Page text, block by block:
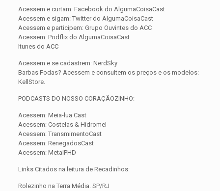
Acessem e curtam: Facebook do AlgumaCoisaCast
Acessem e sigam: Twitter do AlgumaCoisaCast
Acessem e participem: Grupo Ouvintes do ACC
Acessem: Podflix do AlgumaCoisaCast
Itunes do ACC
Acessem e se cadastrem: NerdSky
Barbas Fodas? Acessem e consultem os preços e os modelos:
KellStore.
PODCASTS DO NOSSO CORAÇÃOZINHO:
Acessem: Meia-lua Cast
Acessem: Costelas & Hidromel
Acessem: TransmimentoCast
Acessem: RenegadosCast
Acessem: MetalPHD
Links Citados na leitura de Recadinhos:
Rolezinho na Terra Média. SP/RJ